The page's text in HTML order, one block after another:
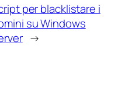
per blacklistare i
su Windows
→